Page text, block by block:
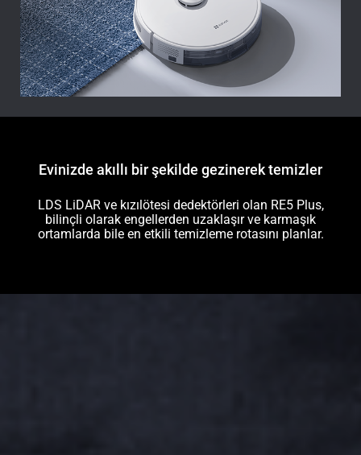
Evinizde akıllı bir şekilde gezinerek temizler
LDS LiDAR ve kızılötesi dedektörleri olan RE5 Plus,
bilinçli olarak engellerden uzaklaşır ve karmaşık
ortamlarda bile en etkili temizleme rotasını planlar.